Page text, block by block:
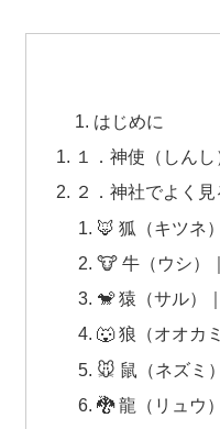
はじめに
１．神使（しんし
２．神社でよく
🦊 狐（キツネ
🐮 牛（ウシ）
🐒 猿（サル）
🐺 狼（オオカ
🐭 鼠（ネズミ
🐉 龍（リュウ